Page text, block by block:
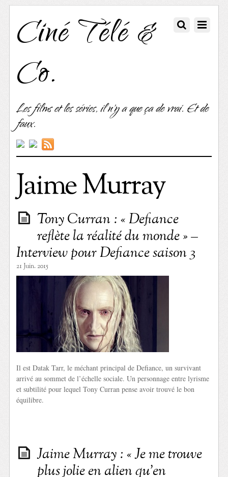
Ciné Télé &
Co.
Les films et les séries, il n'y a que ça de vrai. Et de
faux.
Jaime Murray
Tony Curran : « Defiance
reflète la réalité du monde » –
Interview pour Defiance saison 3
21 Juin. 2015
Il est Datak Tarr, le méchant principal de Defiance, un survivant
arrivé au sommet de l’échelle sociale. Un personnage entre lyrisme
et subtilité pour lequel Tony Curran pense avoir trouvé le bon
équilibre.
Jaime Murray : « Je me trouve
plus jolie en alien qu’en